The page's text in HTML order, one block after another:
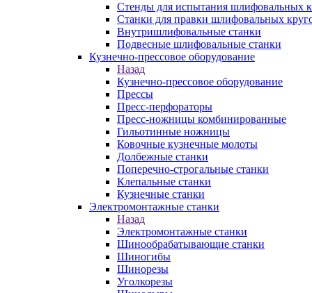
Стенды для испытания шлифовальных
Станки для правки шлифовальных
Внутришлифовальные станки
Подвесные шлифовальные станки
Кузнечно-прессовое оборудование
Назад
Кузнечно-прессовое оборудование
Прессы
Пресс-перфораторы
Пресс-ножницы комбинированные
Гильотинные ножницы
Ковочные кузнечные молоты
Долбежные станки
Поперечно-строгальные станки
Клепальные станки
Кузнечные станки
Электромонтажные станки
Назад
Электромонтажные станки
Шинообрабатывающие станки
Шиногибы
Шинорезы
Уголкорезы